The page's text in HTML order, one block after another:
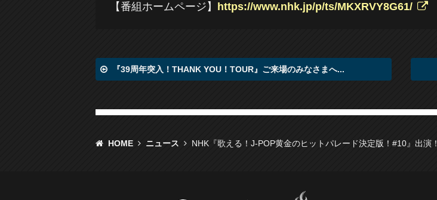
【番組ホームページ】
https://www.nhk.jp/p/ts/MKXRVY8G61/
『39周年突入！THANK YOU！TOUR』ご来場のみなさまへ...
HOME ニュース NHK『歌える！J-POP黄金のヒットパレード決定版！#10』出演！